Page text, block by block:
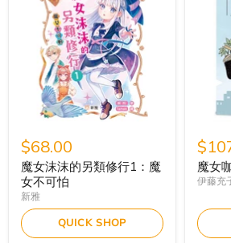
$68.00
魔女沫沫的另類修行1：魔
女不可怕
新雅
QUICK SHOP
魔女
伊藤充